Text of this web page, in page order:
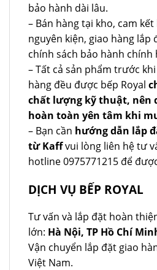
bảo hành dài lâu.
– Bán hàng tại kho, cam
nguyên kiện, giao hàng lắp
chính sách bảo hành chính
– Tất cả sản phẩm trước
hàng đều được bếp Royal
chất lượng kỹ thuật, nên
hoàn toàn yên tâm khi
– Bạn cần hướng dẫn lắp
từ Kaffvui lòng liên hệ tư
hotline 0975771215 để
DỊCH VỤ BẾP ROYAL
Tư vấn và lắp đặt hoàn
lớn: Hà Nội, TP Hồ Chí
Vận chuyển lắp đặt giao
Việt Nam.